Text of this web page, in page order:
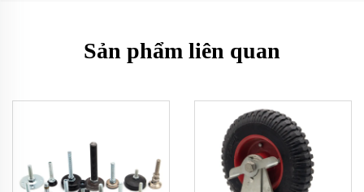
Sản phẩm liên quan